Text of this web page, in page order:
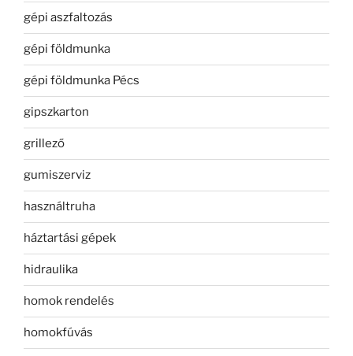
gépi aszfaltozás
gépi földmunka
gépi földmunka Pécs
gipszkarton
grillező
gumiszerviz
használtruha
háztartási gépek
hidraulika
homok rendelés
homokfúvás